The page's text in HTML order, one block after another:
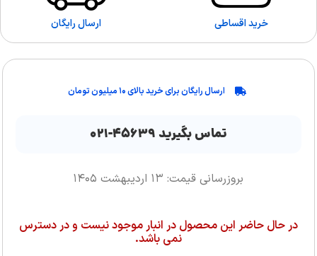
خرید اقساطی ارسال رایگان
ارسال رایگان برای خرید بالای ۱۰ میلیون تومان
تماس بگیرید ۴۵۶۳۹-۰۲۱
بروزرسانی قیمت: ۱۳ اردیبهشت ۱۴۰۵
در حال حاضر این محصول در انبار موجود نیست و در دسترس
نمی باشد.